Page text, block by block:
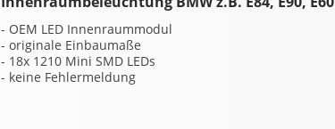
- OEM LED Innenraummodul
- originale Einbaumaße
- 18x 1210 Mini SMD LEDs
- keine Fehlermeldung